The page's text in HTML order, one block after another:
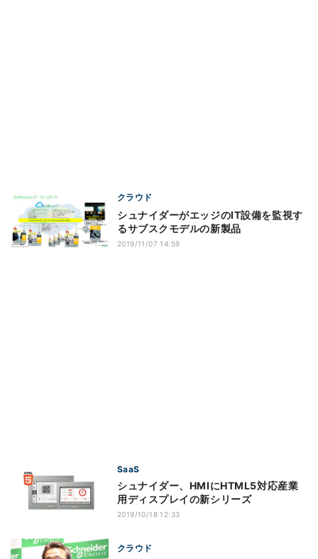
クラウド
シュナイダーがエッジのIT設備を監視す
るサブスクモデルの新製品
2019/11/07 14:59
SaaS
シュナイダー、HMIにHTML5対応産業
用ディスプレイの新シリーズ
2019/10/18 12:33
クラウド